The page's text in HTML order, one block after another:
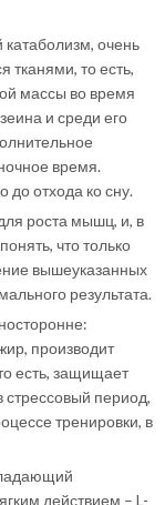
очень
тканями, то есть,
массы во время
и среди его
время.
до отхода ко сну.
роста мышц, и, в
что только
вышеуказанных
результата.
производит
есть, защищает
стрессовый период,
тренировки, в
действием – L-